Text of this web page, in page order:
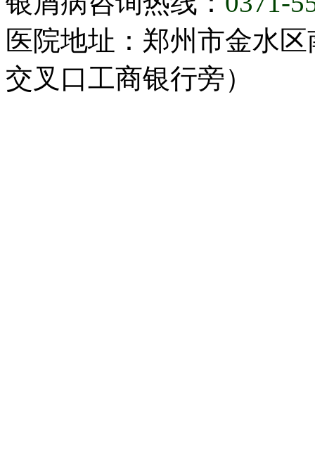
医院地址：郑州市金水
交叉口工商银行旁）